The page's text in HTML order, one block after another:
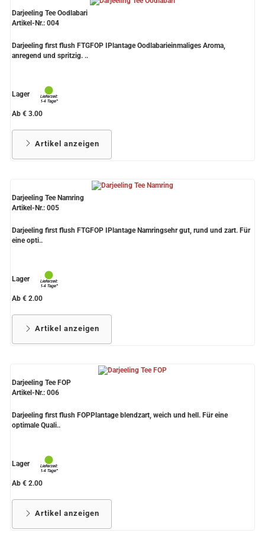
Darjeeling Tee Oodlabari
Artikel-Nr.: 004
Darjeeling first flush FTGFOP IPlantage Oodlabarieinmaliges Aroma,
anregend und spritzig. ..
Lager
Ab € 3.00
Artikel anzeigen
Darjeeling Tee Namring
Artikel-Nr.: 005
Darjeeling first flush FTGFOP IPlantage Namringsehr gut, rund und zart. Für
eine opti..
Lager
Ab € 2.00
Artikel anzeigen
Darjeeling Tee FOP
Artikel-Nr.: 006
Darjeeling first flush FOPPlantage blendzart, weich und hell. Für eine
optimale Quali..
Lager
Ab € 2.00
Artikel anzeigen